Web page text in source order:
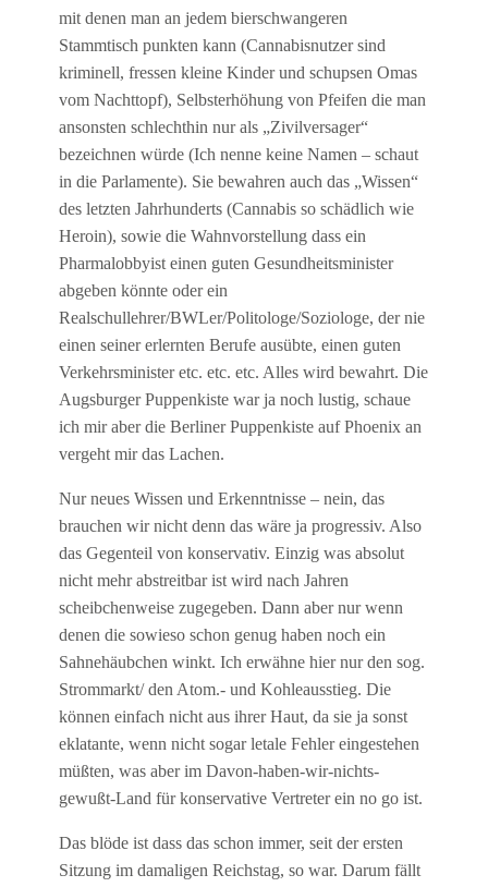
mit denen man an jedem bierschwangeren
Stammtisch punkten kann (Cannabisnutzer sind
kriminell, fressen kleine Kinder und schupsen Omas
vom Nachttopf), Selbsterhöhung von Pfeifen die man
ansonsten schlechthin nur als „Zivilversager“
bezeichnen würde (Ich nenne keine Namen – schaut
in die Parlamente). Sie bewahren auch das „Wissen“
des letzten Jahrhunderts (Cannabis so schädlich wie
Heroin), sowie die Wahnvorstellung dass ein
Pharmalobbyist einen guten Gesundheitsminister
abgeben könnte oder ein
Realschullehrer/BWLer/Politologe/Soziologe, der nie
einen seiner erlernten Berufe ausübte, einen guten
Verkehrsminister etc. etc. etc. Alles wird bewahrt. Die
Augsburger Puppenkiste war ja noch lustig, schaue
ich mir aber die Berliner Puppenkiste auf Phoenix an
vergeht mir das Lachen.
Nur neues Wissen und Erkenntnisse – nein, das
brauchen wir nicht denn das wäre ja progressiv. Also
das Gegenteil von konservativ. Einzig was absolut
nicht mehr abstreitbar ist wird nach Jahren
scheibchenweise zugegeben. Dann aber nur wenn
denen die sowieso schon genug haben noch ein
Sahnehäubchen winkt. Ich erwähne hier nur den sog.
Strommarkt/ den Atom.- und Kohleausstieg. Die
können einfach nicht aus ihrer Haut, da sie ja sonst
eklatante, wenn nicht sogar letale Fehler eingestehen
müßten, was aber im Davon-haben-wir-nichts-
gewußt-Land für konservative Vertreter ein no go ist.
Das blöde ist dass das schon immer, seit der ersten
Sitzung im damaligen Reichstag, so war. Darum fällt